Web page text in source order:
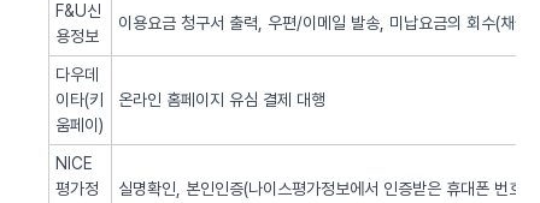
F&U신
용정보
이용요금 청구서 출력, 우편/이메일 발송, 미납요금의 회수(채권
다우데
이타(키
움페이)
온라인 홈페이지 유심 결제 대행
NICE
평가정
실명확인, 본인인증(나이스평가정보에서 인증받은 휴대폰 번호